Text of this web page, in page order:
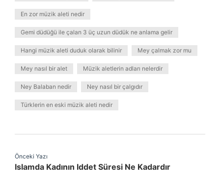
En zor müzik aleti nedir
Gemi düdüğü ile çalan 3 üç uzun düdük ne anlama gelir
Hangi müzik aleti duduk olarak bilinir Mey çalmak zor mu
Mey nasıl bir alet Müzik aletlerin adları nelerdir
Ney Balaban nedir Ney nasıl bir çalgıdır
Türklerin en eski müzik aleti nedir
Önceki Yazı
Islamda Kadının Iddet Süresi Ne Kadardır